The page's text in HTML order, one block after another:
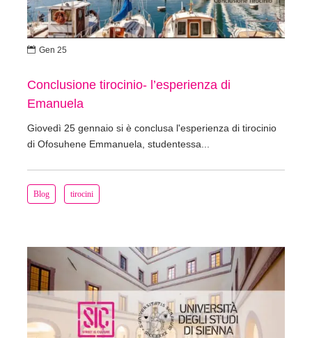
Blog tirocini
Conclusione tirocinio- l’esperienza di
Emanuela
Giovedì 25 gennaio si è conclusa l'esperienza di tirocinio
di Ofosuhene Emmanuela, studentessa...
 Gen 25